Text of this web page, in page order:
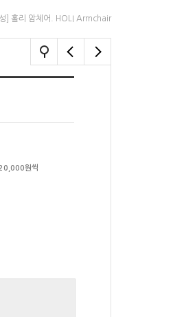
] 홀리 암체어. HOLI Armchair
원씩